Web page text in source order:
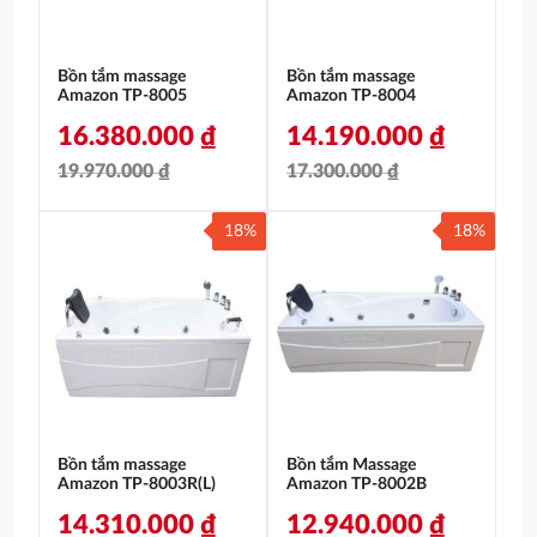
Bồn tắm massage
Amazon TP-8005
19.970.000₫
là:
19.970.000 ₫.
16.380.000 ₫
tại
là:
16.380.000 ₫.
Bồn tắm massage
Amazon TP-8004
17.300.000₫
là:
17.300.000 ₫.
14.190.000 ₫
tại
là:
14.190.000 ₫.
Bồn tắm massage
Amazon TP-8003R(L)
14.310.000 ₫
18%
Bồn tắm Massage
Amazon TP-8002B
12.940.000 ₫
18%